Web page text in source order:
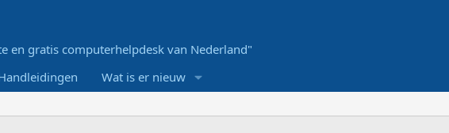
en gratis computerhelpdesk van Nederland"
Wat is er nieuw